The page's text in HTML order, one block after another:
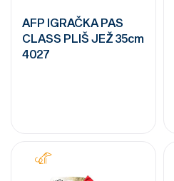
AFP IGRAČKA PAS
CLASS PLIŠ JEŽ 35cm
4027